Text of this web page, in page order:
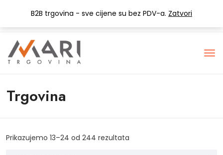
B2B trgovina - sve cijene su bez PDV-a. Zatvori
+385 (0) 1 3441-053
info@mari-trgovina.hr
Trgovina
Prikazujemo 13–24 od 244 rezultata